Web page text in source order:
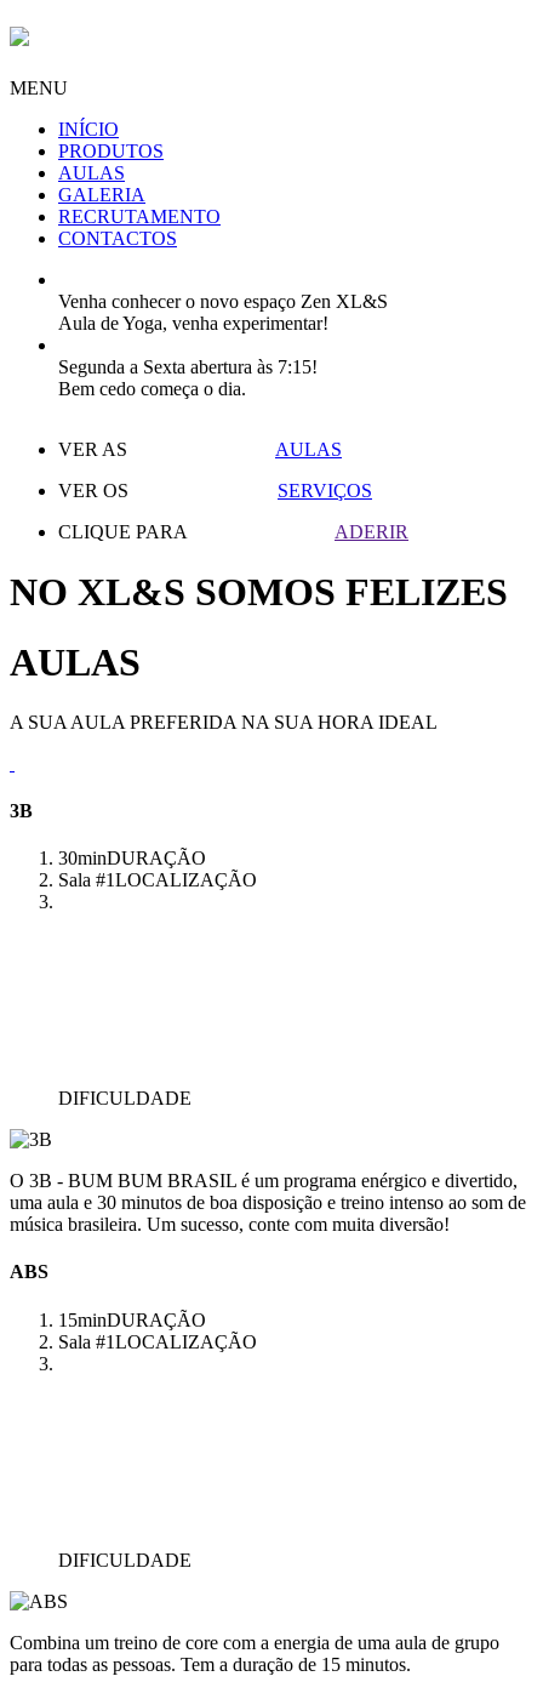
MENU
INÍCIO
PRODUTOS
AULAS
GALERIA
RECRUTAMENTO
CONTACTOS
Venha conhecer o novo espaço Zen XL&S
Aula de Yoga, venha experimentar!
Segunda a Sexta abertura às 7:15!
Bem cedo começa o dia.
VER AS
AULAS
VER OS
SERVIÇOS
CLIQUE PARA
ADERIR
NO XL&S SOMOS FELIZES
AULAS
A SUA AULA PREFERIDA NA SUA HORA IDEAL
3B
30minDURAÇÃO
Sala #1LOCALIZAÇÃO
DIFICULDADE
O 3B - BUM BUM BRASIL é um programa enérgico e divertido,
uma aula e 30 minutos de boa disposição e treino intenso ao som de
música brasileira. Um sucesso, conte com muita diversão!
ABS
15minDURAÇÃO
Sala #1LOCALIZAÇÃO
DIFICULDADE
Combina um treino de core com a energia de uma aula de grupo
para todas as pessoas. Tem a duração de 15 minutos.